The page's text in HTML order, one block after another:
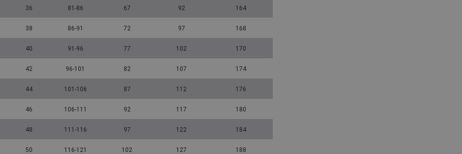
36 81-86 67 92 164
38 86-91 72 97 168
40 91-96 77 102 170
42 96-101 82 107 174
44 101-106 87 112 176
46 106-111 92 117 180
48 111-116 97 122 184
50 116-121 102 127 188